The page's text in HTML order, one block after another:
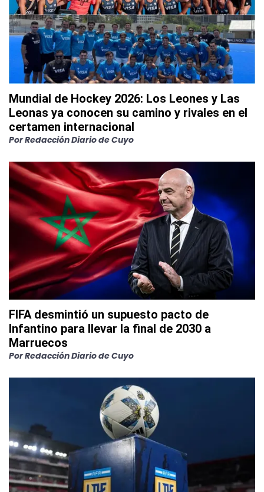
Mundial de Hockey 2026: Los Leones y Las
Leonas ya conocen su camino y rivales en el
certamen internacional
PorRedacción Diario de Cuyo
FIFA desmintió un supuesto pacto de
Infantino para llevar la final de 2030 a
Marruecos
PorRedacción Diario de Cuyo